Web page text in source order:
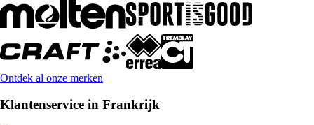
Ontdek al onze merken
Klantenservice in Frankrijk